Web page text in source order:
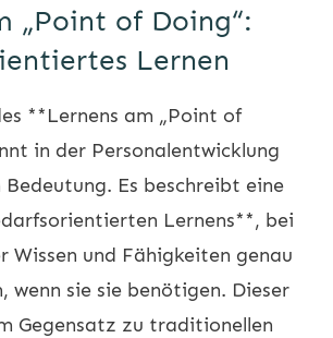
„Point of Doing“:
Lernen
**Lernens am „Point of
in der Personalentwicklung
Bedeutung. Es beschreibt eine
Lernens**, bei
Wissen und Fähigkeiten genau
wenn sie sie benötigen. Dieser
Gegensatz zu traditionellen